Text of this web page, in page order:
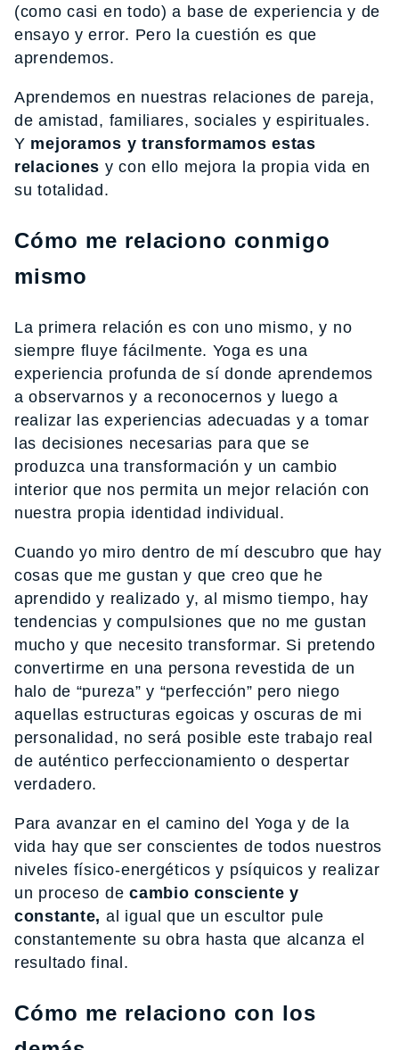
(como casi en todo) a base de experiencia y de
ensayo y error. Pero la cuestión es que
aprendemos.
Aprendemos en nuestras relaciones de pareja,
de amistad, familiares, sociales y espirituales.
Y mejoramos y transformamos estas
relaciones y con ello mejora la propia vida en
su totalidad.
Cómo me relaciono conmigo
mismo
La primera relación es con uno mismo, y no
siempre fluye fácilmente. Yoga es una
experiencia profunda de sí donde aprendemos
a observarnos y a reconocernos y luego a
realizar las experiencias adecuadas y a tomar
las decisiones necesarias para que se
produzca una transformación y un cambio
interior que nos permita un mejor relación con
nuestra propia identidad individual.
Cuando yo miro dentro de mí descubro que hay
cosas que me gustan y que creo que he
aprendido y realizado y, al mismo tiempo, hay
tendencias y compulsiones que no me gustan
mucho y que necesito transformar. Si pretendo
convertirme en una persona revestida de un
halo de “pureza” y “perfección” pero niego
aquellas estructuras egoicas y oscuras de mi
personalidad, no será posible este trabajo real
de auténtico perfeccionamiento o despertar
verdadero.
Para avanzar en el camino del Yoga y de la
vida hay que ser conscientes de todos nuestros
niveles físico-energéticos y psíquicos y realizar
un proceso decambio consciente y
constante, al igual que un escultor pule
constantemente su obra hasta que alcanza el
resultado final.
Cómo me relaciono con los